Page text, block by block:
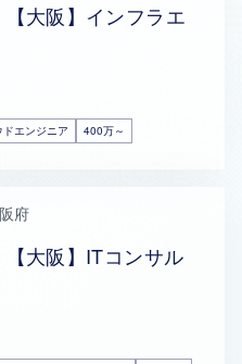
大阪】インフラエ
ドエンジニア 400万～
府
大阪】ITコンサル